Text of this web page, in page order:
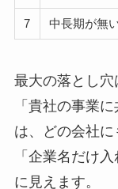
7 中長期が無
最大の落とし穴
「貴社の事業
は、どの会社
「企業名だけ
に見えます。